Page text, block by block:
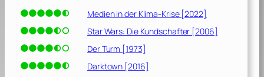
Medien in der Klima-Krise [2022]
Star Wars: Die Kundschafter [2006]
Der Turm [1973]
Darktown [2016]